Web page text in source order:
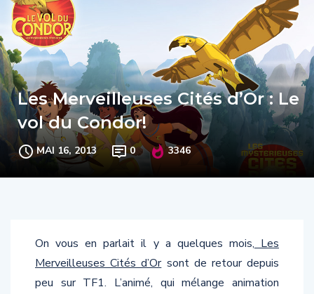
Les Merveilleuses Cités d’Or : Le
vol du Condor!
MAI 16, 2013 0 3346
On vous en parlait il y a quelques mois, Les
Merveilleuses Cités d’Orsont de retour depuis
peu sur TF1. L’animé, qui mélange animation